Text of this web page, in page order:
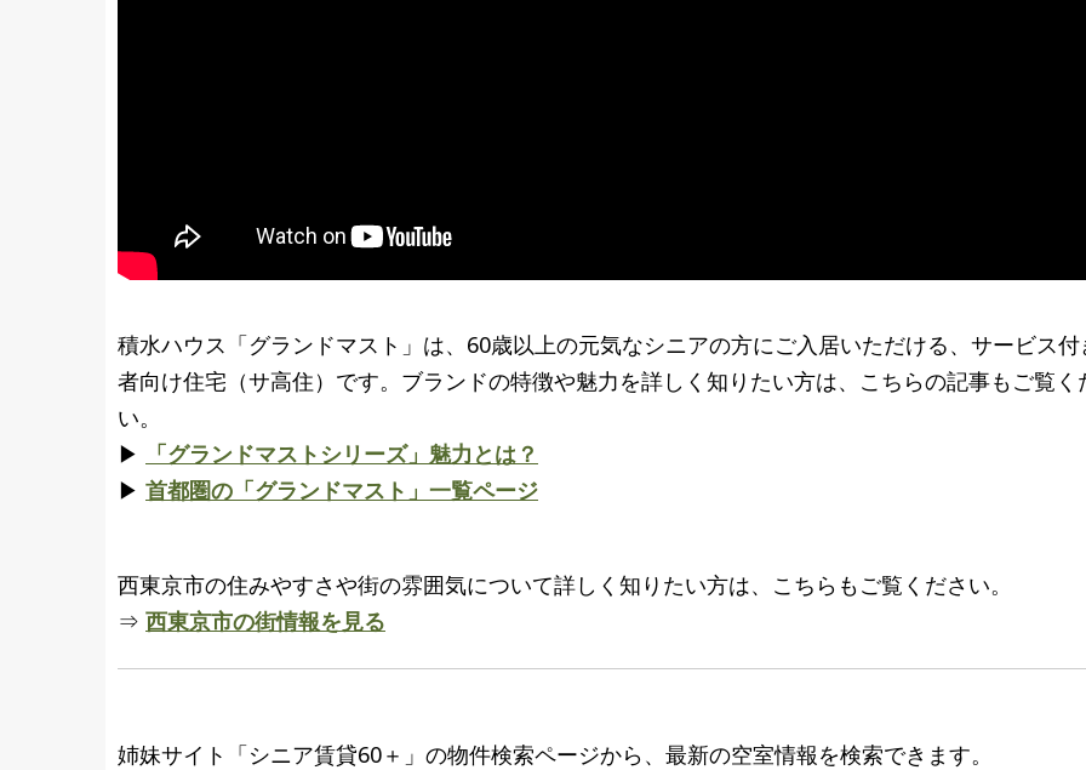
積水ハウス「グランドマスト」は、60歳以上の元気なシニアの方にご入居いただける、サービス
者向け住宅（サ高住）です。ブランドの特徴や魅力を詳しく知りたい方は、こちらの記事もご覧く
い。
▶
「グランドマストシリーズ」魅力とは？
▶ 首都圏の「グランドマスト」一覧ページ
西東京市の住みやすさや街の雰囲気について詳しく知りたい方は、こちらもご覧ください。
⇒ 西東京市の街情報を見る
姉妹サイト「シニア賃貸60＋」の物件検索ページから、最新の空室情報を検索できます。